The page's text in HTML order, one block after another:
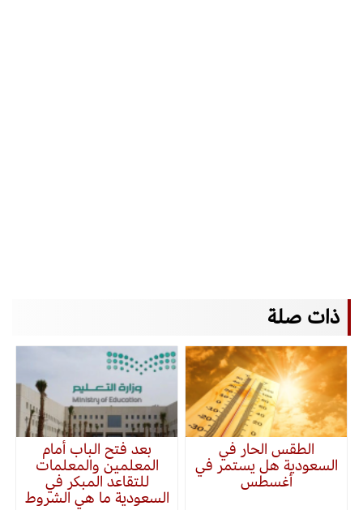
ذات صلة
الطقس الحار في
السعودية هل يستمر في
أغسطس
بعد فتح الباب أمام
المعلمين والمعلمات
للتقاعد المبكر في
السعودية ما هي الشروط